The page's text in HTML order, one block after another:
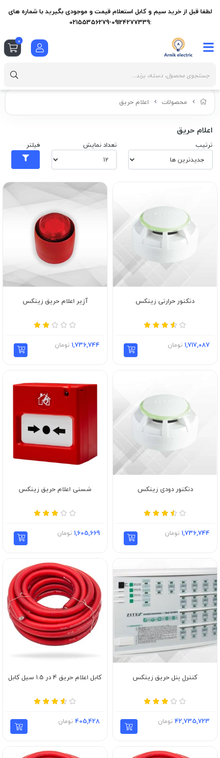
محصولات اعلام حریق
اعلام حریق
ترتیب تعداد نمایش فیلتر
دتکتور حرارتی زیتکس
1,717,087 تومان
آژیر اعلام حریق زیتکس
1,736,744 تومان
دتکتور دودی زیتکس
1,736,744 تومان
شستی اعلام حریق زیتکس
1,605,669 تومان
کنترل پنل حریق زیتکس
42,735,723 تومان
کابل اعلام حریق 4 در 1.5 سیل کابل
405,428 تومان
لطفا قبل از خرید سیم و کابل استعلام قیمت و موجودی بگیرید با شماره های
:09124277339-02155356279
0